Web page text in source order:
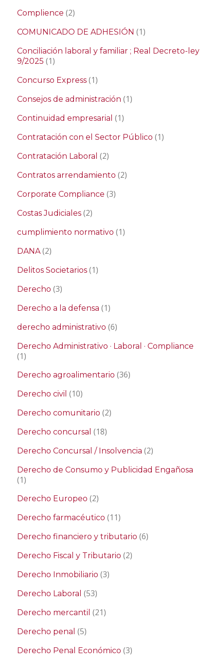
Complience (2)
COMUNICADO DE ADHESIÓN (1)
Conciliación laboral y familiar ; Real Decreto-ley
9/2025 (1)
Concurso Express (1)
Consejos de administración (1)
Continuidad empresarial (1)
Contratación con el Sector Público (1)
Contratación Laboral (2)
Contratos arrendamiento (2)
Corporate Compliance (3)
Costas Judiciales (2)
cumplimiento normativo (1)
DANA(2)
Delitos Societarios (1)
Derecho (3)
Derecho a la defensa (1)
derecho administrativo (6)
Derecho Administrativo · Laboral · Compliance
(1)
Derecho agroalimentario (36)
Derecho civil (10)
Derecho comunitario (2)
Derecho concursal (18)
Derecho Concursal / Insolvencia (2)
Derecho de Consumo y Publicidad Engañosa
(1)
Derecho Europeo (2)
Derecho farmacéutico (11)
Derecho financiero y tributario (6)
Derecho Fiscal y Tributario (2)
Derecho Inmobiliario (3)
Derecho Laboral (53)
Derecho mercantil (21)
Derecho penal (5)
Derecho Penal Económico (3)